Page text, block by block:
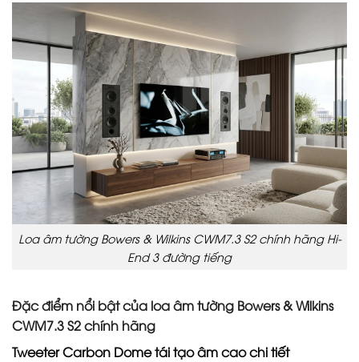
Loa âm tường Bowers & Wilkins CWM7.3 S2 chính hãng Hi-
End 3 đường tiếng
Đặc điểm nổi bật của loa âm tường Bowers & Wilkins
CWM7.3 S2 chính hãng
Tweeter Carbon Dome tái tạo âm cao chi tiết